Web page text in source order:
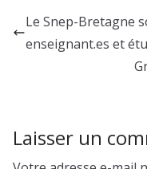
Le Snep-Bretagne
enseignant.es et
Laisser un